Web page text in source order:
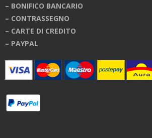
– BONIFICO BANCARIO
– CONTRASSEGNO
– CARTE DI CREDITO
– PAYPAL